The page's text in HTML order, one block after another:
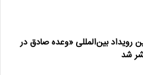
رویداد بین‌المللی «وعده صادق در
شد